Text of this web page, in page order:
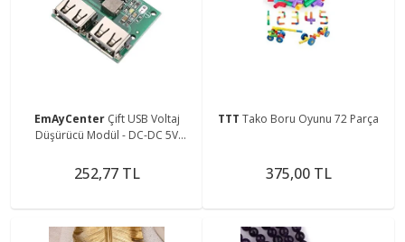
EmAyCenter Çift USB Voltaj
Düşürücü Modül - DC-DC 5V
252,77 TL
TTT Tako Boru Oyunu 72 Parça
375,00 TL